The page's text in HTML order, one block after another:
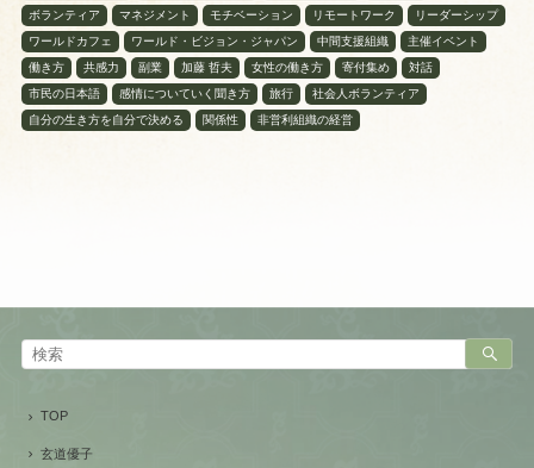
ボランティア
マネジメント モチベーション リモートワーク
リーダーシップ
ワールドカフェ
ワールド・ビジョン・ジャパン 中間支援組織
主催イベント
働き方
共感力 副業 加藤 哲夫 女性の働き方 寄付集め
対話
市民の日本語
感情についていく聞き方 旅行
社会人ボランティア
自分の生き方を自分で決める
関係性 非営利組織の経営
TOP
玄道優子